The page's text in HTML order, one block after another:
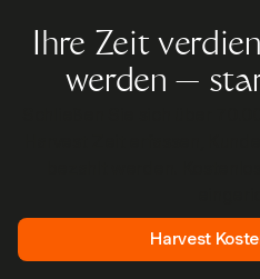
Ihre Zeit
werden —
Harvest